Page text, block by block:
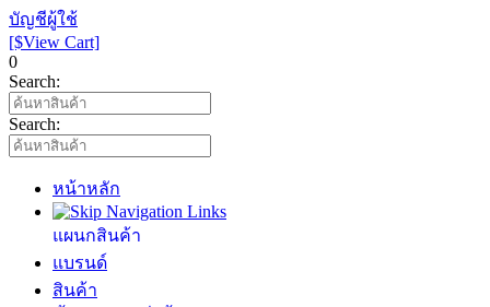
บัญชีผู้ใช้
[$View Cart]
0
Search:
Search:
หน้าหลัก
แผนกสินค้า
แบรนด์
สินค้า